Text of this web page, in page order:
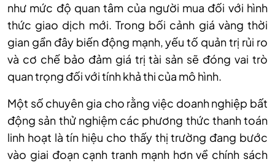
như mức độ quan tâm của người mua đối với hình
thức giao dịch mới. Trong bối cảnh giá vàng thời
gian gần đây biến động mạnh, yếu tố quản trị rủi ro
và cơ chế bảo đảm giá trị tài sản sẽ đóng vai trò
quan trọng đối với tính khả thi của mô hình.
Một số chuyên gia cho rằng việc doanh nghiệp bất
động sản thử nghiệm các phương thức thanh toán
linh hoạt là tín hiệu cho thấy thị trường đang bước
vào giai đoạn cạnh tranh mạnh hơn về chính sách